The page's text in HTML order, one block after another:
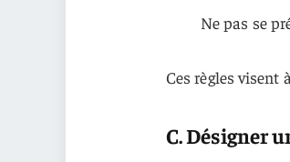
Ne pas se
Ces règles visent
C. Désigner